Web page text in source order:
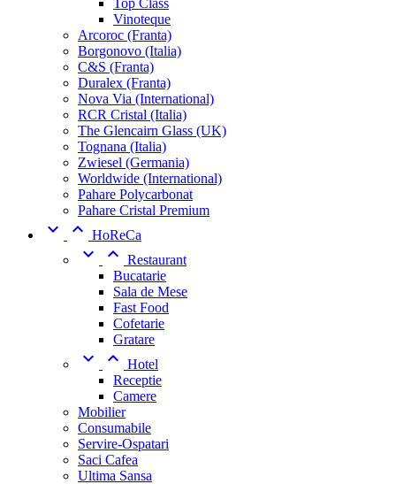
Top Class
Vinoteque
Arcoroc (Franta)
Borgonovo (Italia)
C&S (Franta)
Duralex (Franta)
Nova Via (International)
RCR Cristal (Italia)
The Glencairn Glass (UK)
Tognana (Italia)
Zwiesel (Germania)
Worldwide (International)
Pahare Polycarbonat
Pahare Cristal Premium
  HoReCa
  Restaurant
Bucatarie
Sala de Mese
Fast Food
Cofetarie
Gratare
  Hotel
Receptie
Camere
Mobilier
Consumabile
Servire-Ospatari
Saci Cafea
Ultima Sansa